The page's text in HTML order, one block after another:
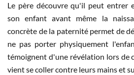
Le père découvre qu'il peut entrer
son enfant avant même la
concrète de la paternité permet de
ne pas porter physiquement
témoignent d'une révélation lors de
vient se coller contre leurs mains et